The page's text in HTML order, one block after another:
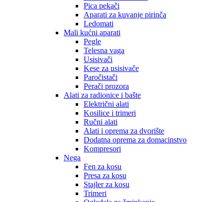
Pica pekači
Aparati za kuvanje pirinča
Ledomati
Mali kućni aparati
Pegle
Telesna vaga
Usisivači
Kese za usisivače
Paročistači
Perači prozora
Alati za radionice i bašte
Električni alati
Kosilice i trimeri
Ručni alati
Alati i oprema za dvorište
Dodatna oprema za domacinstvo
Kompresori
Nega
Fen za kosu
Presa za kosu
Stajler za kosu
Trimeri